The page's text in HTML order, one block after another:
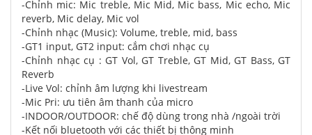
-Chỉnh mic: Mic treble, Mic Mid, Mic bass, Mic echo, Mic
reverb, Mic delay, Mic vol
-Chỉnh nhạc (Music): Volume, treble, mid, bass
-GT1 input, GT2 input: cắm chơi nhạc cụ
-Chỉnh nhạc cụ : GT Vol, GT Treble, GT Mid, GT Bass, GT
Reverb
-Live Vol: chỉnh âm lượng khi livestream
-Mic Pri: ưu tiên âm thanh của micro
-INDOOR/OUTDOOR: chế độ dùng trong nhà /ngoài trời
-Kết nối bluetooth với các thiết bị thông minh